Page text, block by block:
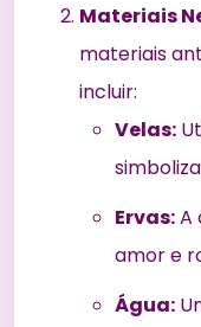
Materiais
materiais
incluir:
Velas:
Ervas:A
amor e
Água: